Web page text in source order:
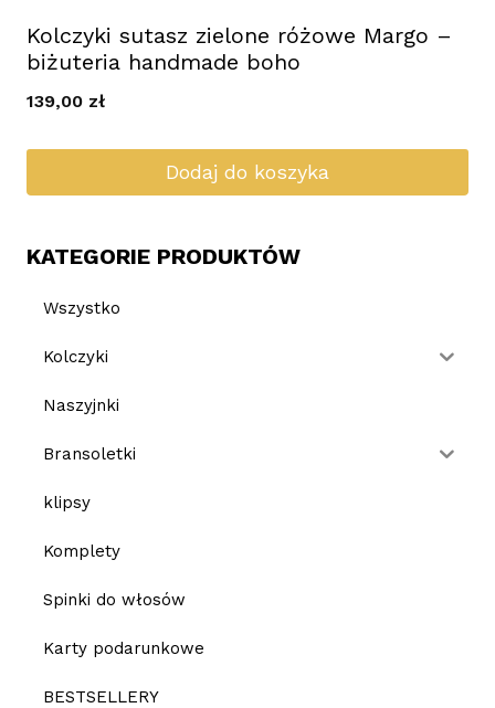
Kolczyki sutasz zielone różowe Margo –
biżuteria handmade boho
139,00 zł
Dodaj do koszyka
KATEGORIE PRODUKTÓW
Wszystko
Kolczyki
Naszyjnki
Bransoletki
klipsy
Komplety
Spinki do włosów
Karty podarunkowe
BESTSELLERY